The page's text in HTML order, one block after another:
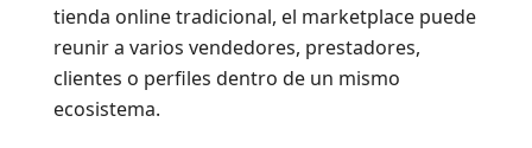
tienda online tradicional, el marketplace puede
reunir a varios vendedores, prestadores,
clientes o perfiles dentro de un mismo
ecosistema.